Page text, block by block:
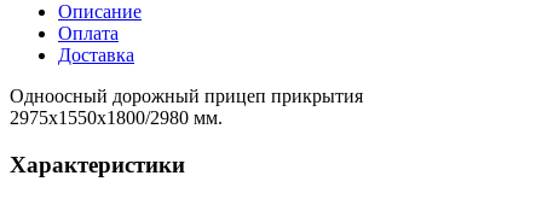
Описание
Оплата
Доставка
Одноосный дорожный прицеп прикрытия
2975х1550х1800/2980 мм.
Характеристики